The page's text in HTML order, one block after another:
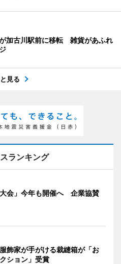
加古川駅前に移転 雑貨があふれ
見る
ランキング
大会」今年も開催へ 企業協賛
飾家が手がける裁縫箱が「お
ション」受賞